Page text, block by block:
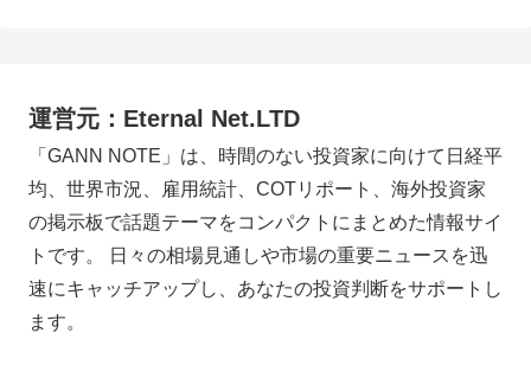
運営元：Eternal Net.LTD
「GANN NOTE」は、時間のない投資家に向けて日経平
均、世界市況、雇用統計、COTリポート、海外投資家
の掲示板で話題テーマをコンパクトにまとめた情報サイ
トです。 日々の相場見通しや市場の重要ニュースを迅
速にキャッチアップし、あなたの投資判断をサポートし
ます。